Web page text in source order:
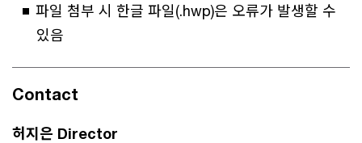
파일 첨부 시 한글 파일(.hwp)은 오류가 발생할 수
있음
Contact
허지은 Director